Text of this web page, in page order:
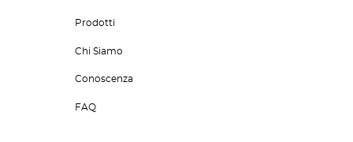
Prodotti
Chi Siamo
Conoscenza
FAQ